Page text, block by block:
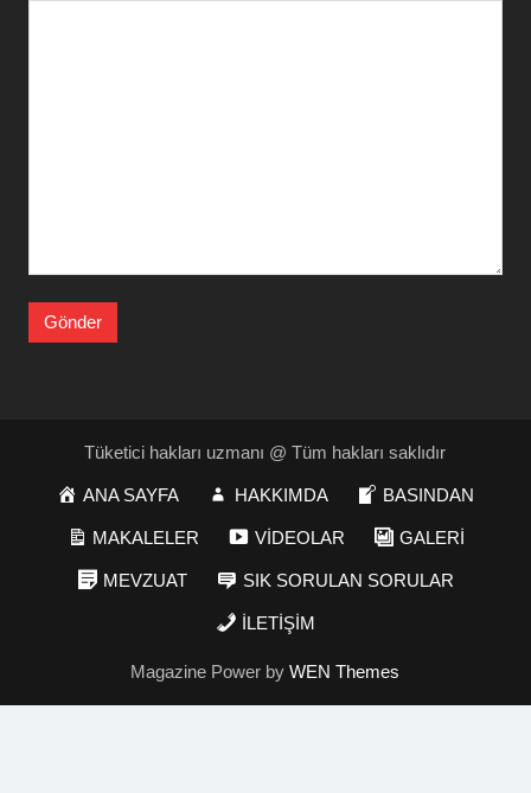
Tüketici hakları uzmanı @ Tüm hakları saklıdır
ANA SAYFA HAKKIMDA BASINDAN
MAKALELER VİDEOLAR GALERİ
MEVZUAT SIK SORULAN SORULAR
İLETİŞİM
Magazine Power byWEN Themes